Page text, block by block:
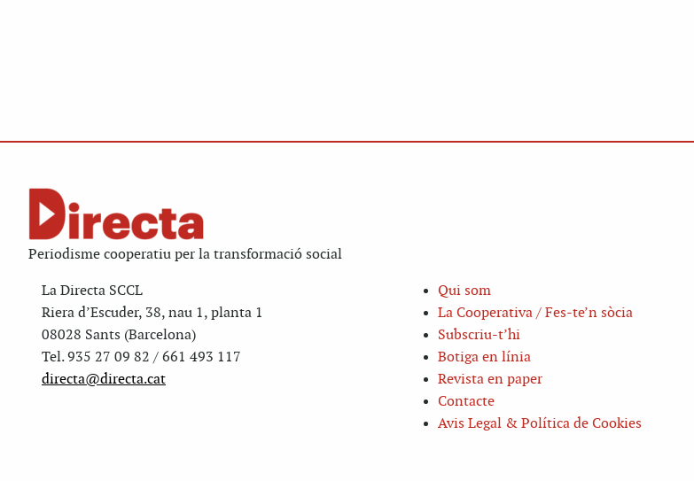
Periodisme cooperatiu per la transformació social
La Directa SCCL
Riera d’Escuder, 38, nau 1, planta 1
08028 Sants (Barcelona)
Tel. 935 27 09 82 / 661 493 117
directa@directa.cat
Qui som
La Cooperativa / Fes-te’n sòcia
Subscriu-t’hi
Botiga en línia
Revista en paper
Contacte
Avis Legal & Política de Cookies